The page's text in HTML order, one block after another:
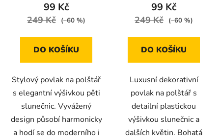
99 Kč
249 Kč (–60 %)
DO KOŠÍKU
Stylový povlak na polštář
s elegantní výšivkou pěti
slunečnic. Vyvážený
design působí harmonicky
a hodí se do moderního i
99 Kč
249 Kč (–60 %)
DO KOŠÍKU
Luxusní dekorativní
povlak na polštář s
detailní plastickou
výšivkou slunečnic a
dalších květin. Bohatá